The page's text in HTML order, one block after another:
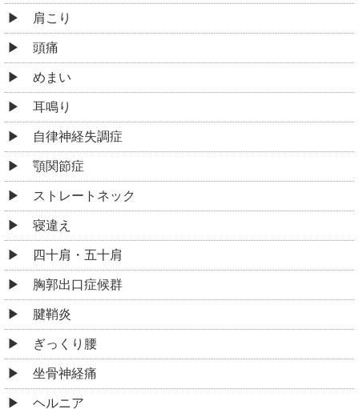
肩こり
頭痛
めまい
耳鳴り
自律神経失調症
顎関節症
ストレートネック
寝違え
四十肩・五十肩
胸郭出口症候群
腱鞘炎
ぎっくり腰
坐骨神経痛
ヘルニア